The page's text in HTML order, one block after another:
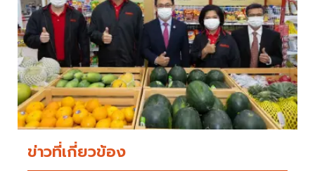
ข่าวที่เกี่ยวข้อง